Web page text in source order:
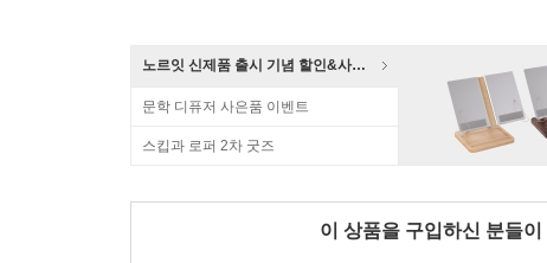
노르잇 신제품 출시 기념 할인&사은품 증정!
문학 디퓨저 사은품 이벤트
스킵과 로퍼 2차 굿즈
이 상품을 구입하신 분들이